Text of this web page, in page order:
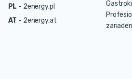
PL - 2energy.pl
AT - 2energy.at